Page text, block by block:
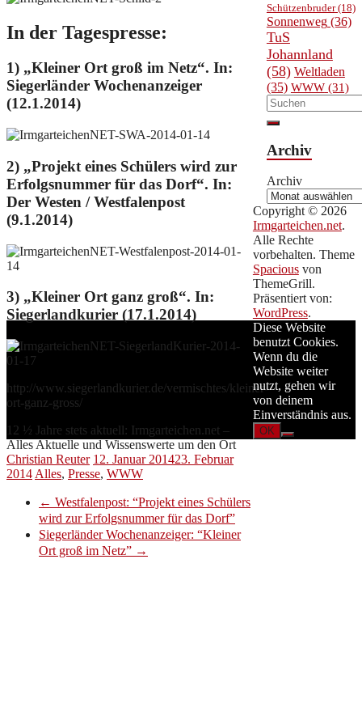
In der Tagespresse:
1) „Kleiner Ort groß im Netz“. In:
Siegerländer Wochenanzeiger
(12.1.2014)
2) „Projekt eines Schülers wird zur
Erfolgsnummer für das Dorf“. In:
Der Westen / Westfalenpost
(9.1.2014)
3) „Kleiner Ort ganz groß“. In:
Siegerlandkurier (17.1.2014)
http://www.siegerlandkurier.de/vermischtes/kleiner-
ort-ganz-gross/
12 ½ Jahre stets aktuell: Irmgarteichen.net –
Alles Aktuelle und Wissenswerte um den Ort
Christian Reuter 12. Januar 201423. Februar
2014 Alles, Presse, WWW
← Westfalenpost: “Projekt eines Schülers
wird zur Erfolgsnummer für das Dorf”
Siegerländer Wochenanzeiger: “Kleiner
Ort groß im Netz” →
Schützenbruder(18)
Sonnenweg(36)
TuS
Johannland
(58) Weltladen
(35) WWW(31)
Archiv
Archiv
Copyright © 2026
Irmgarteichen.net.
Alle Rechte
vorbehalten. Theme
Spaciousvon
ThemeGrill.
Präsentiert von:
WordPress.
Diese Website
benutzt Cookies.
Wenn du die
Website weiter
nutzt, gehen wir
von deinem
Einverständnis aus.
OK